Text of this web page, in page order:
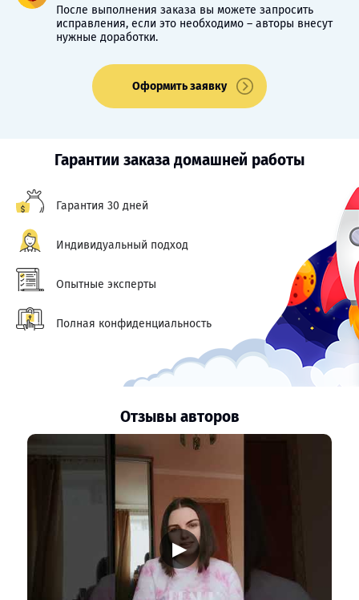
После выполнения заказа вы можете запросить
исправления, если это необходимо – авторы внесут
нужные доработки.
Оформить заявку
Гарантии заказа домашней работы
Гарантия 30 дней
Индивидуальный подход
Опытные эксперты
Полная конфиденциальность
Отзывы авторов
▶